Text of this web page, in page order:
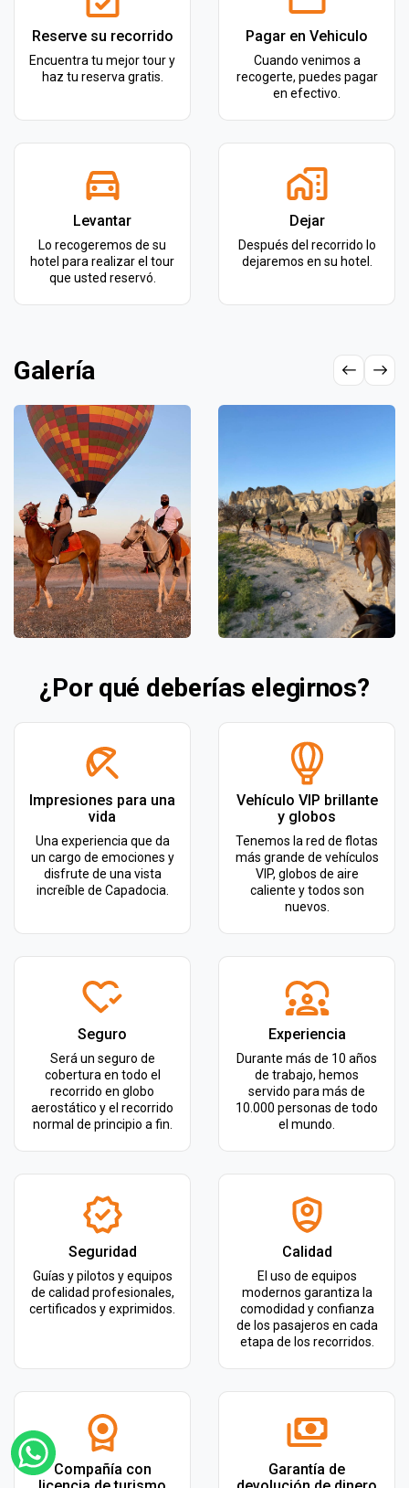
Reserve su recorrido
Encuentra tu mejor tour y
haz tu reserva gratis.
Pagar en Vehiculo
Cuando venimos a
recogerte, puedes pagar
en efectivo.
Levantar
Lo recogeremos de su
hotel para realizar el tour
que usted reservó.
Dejar
Después del recorrido lo
dejaremos en su hotel.
Galería
¿Por qué deberías elegirnos?
Impresiones para una
vida
Una experiencia que da
un cargo de emociones y
disfrute de una vista
increíble de Capadocia.
Vehículo VIP brillante
y globos
Tenemos la red de flotas
más grande de vehículos
VIP, globos de aire
caliente y todos son
nuevos.
Seguro
Será un seguro de
cobertura en todo el
recorrido en globo
aerostático y el recorrido
normal de principio a fin.
Experiencia
Durante más de 10 años
de trabajo, hemos
servido para más de
10.000 personas de todo
el mundo.
Seguridad
Guías y pilotos y equipos
de calidad profesionales,
certificados y exprimidos.
Calidad
El uso de equipos
modernos garantiza la
comodidad y confianza
de los pasajeros en cada
etapa de los recorridos.
Compañía con
Garantía de